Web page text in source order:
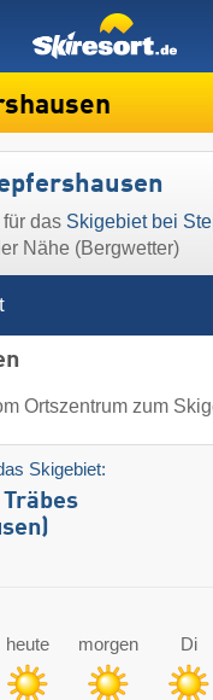
das Skigebiet bei
Nähe (Bergwetter)
Ortszentrum zum
Skigebiet:
Träbes
heute morgen Di